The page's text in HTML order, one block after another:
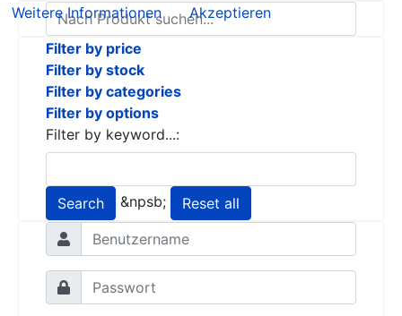
Filter by price
Filter by stock
Filter by categories
Filter by options
Filter by keyword...:
Search &npsb; Reset all
Weitere Informationen Akzeptieren